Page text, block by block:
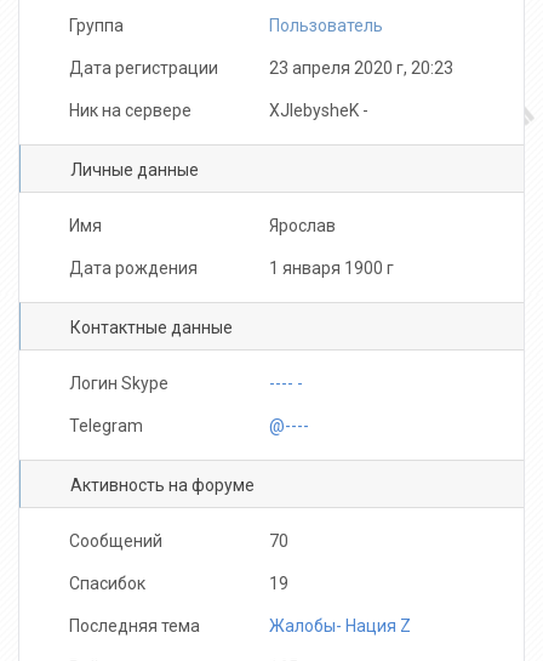
Julian mustafa20NET
Raww IgorEK_763 GooDMoon
Группа Пользователь
Дата регистрации 23 апреля 2020 г, 20:23
Ник на сервере XJlebysheK -
Личные данные
Имя Ярослав
Дата рождения 1 января 1900 г
Контактные данные
Логин Skype ---- -
Telegram @----
Активность на форуме
Сообщений 70
Спасибок 19
Последняя тема Жалобы- Нация Z